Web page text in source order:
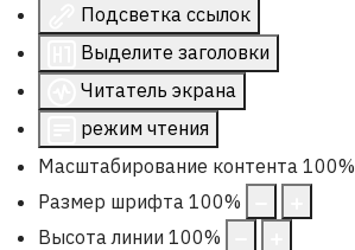
Подсветка ссылок
Выделите заголовки
Читатель экрана
режим чтения
Масштабирование контента 100%
Размер шрифта 100%
Высота линии 100%